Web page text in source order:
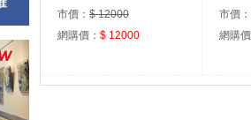
市價： $ 12000
網購價： $ 12000
市價：
網購